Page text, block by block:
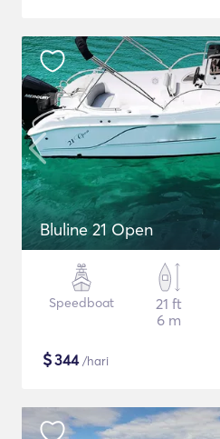
Bluline 21 Open
Speedboat
21 ft
6 m
$344/hari